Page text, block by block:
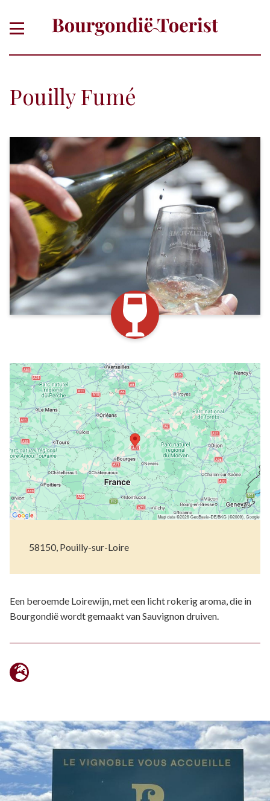
Pouilly Fumé
58150, Pouilly-sur-Loire
Een beroemde Loirewijn, met een licht rokerig aroma, die in
Bourgondië wordt gemaakt van Sauvignon druiven.